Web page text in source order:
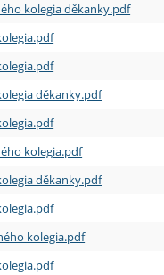
kolegia děkanky.pdf
děkanky.pdf
kolegia.pdf
děkanky.pdf
kolegia.pdf